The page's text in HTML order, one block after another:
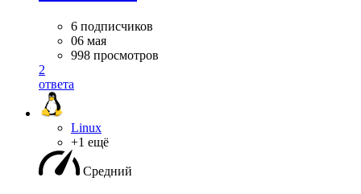
6 подписчиков
06 мая
998 просмотров
2
ответа
Linux
+1 ещё
Средний